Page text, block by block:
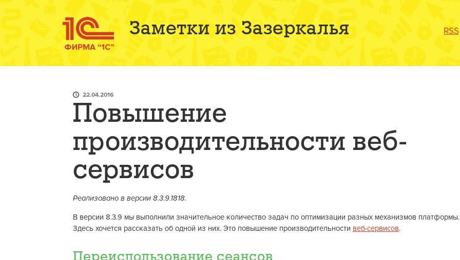
Заметки из Зазеркалья RSS
22.04.2016
Повышение
производительности веб-
сервисов
Реализовано в версии 8.3.9.1818.
В версии 8.3.9 мы выполнили значительное количество задач по оптимизации разных механизмов платформы.
Здесь хочется рассказать об одной из них. Это повышение производительности веб-сервисов.
Переиспользование сеансов